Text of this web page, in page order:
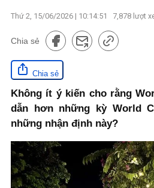
Thứ 2, 15/06/2026 | 10:14:51 7,878 lượt
Chia sẻ
Chia sẻ
Không ít ý kiến cho rằng
dẫn hơn những kỳ World
những nhận định này?